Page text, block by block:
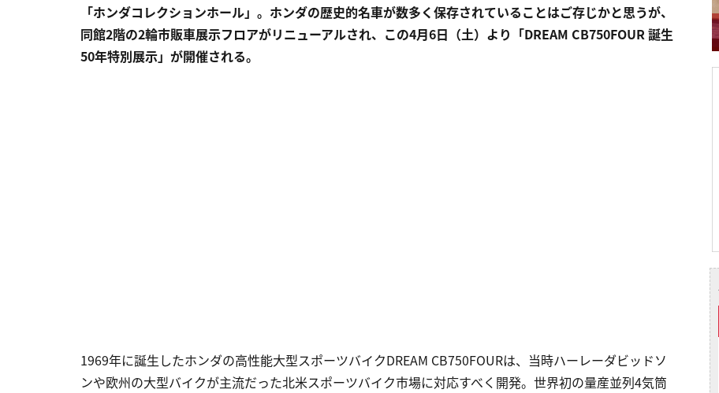
「ホンダコレクションホール」。ホンダの歴史的名車が数多く保存されていることはご存じかと思うが、
同館2階の2輪市販車展示フロアがリニューアルされ、この4月6日（土）より「DREAM CB750FOUR 誕生
50年特別展示」が開催される。
1969年に誕生したホンダの高性能大型スポーツバイクDREAM CB750FOURは、当時ハーレーダビッドソ
ンや欧州の大型バイクが主流だった北米スポーツバイク市場に対応すべく開発。世界初の量産並列4気筒